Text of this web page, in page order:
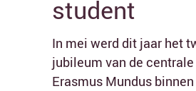
student
In mei werd dit jaar het
jubileum van de
Erasmus Mundus